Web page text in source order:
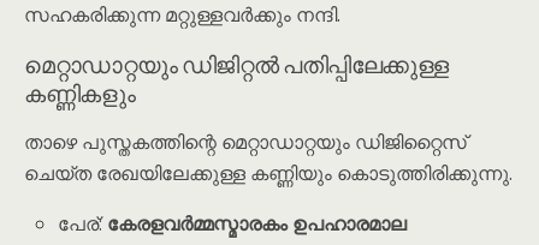
സഹകരിക്കുന്ന മറ്റുള്ളവർക്കും നന്ദി.
മെറ്റാഡാറ്റയും ഡിജിറ്റൽ പതിപ്പിലേക്കുള്ള
കണ്ണികളും
താഴെ പുസ്തകത്തിന്റെ മെറ്റാഡാറ്റയും ഡിജിറ്റൈസ്
ചെയ്ത രേഖയിലേക്കുള്ള കണ്ണിയും കൊടുത്തിരിക്കുന്നു.
പേര്:കേരളവർമ്മസ്മാരകം ഉപഹാരമാല